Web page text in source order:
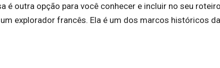
é outra opção para você conhecer e incluir no seu
explorador francês. Ela é um dos marcos históricos da